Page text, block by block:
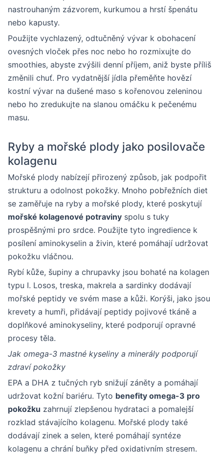
nastrouhaným zázvorem, kurkumou a hrstí špenátu
nebo kapusty.
Použijte vychlazený, odtučněný vývar k obohacení
ovesných vloček přes noc nebo ho rozmixujte do
smoothies, abyste zvýšili denní příjem, aniž byste příliš
změnili chuť. Pro vydatnější jídla přeměňte hovězí
kostní vývar na dušené maso s kořenovou zeleninou
nebo ho zredukujte na slanou omáčku k pečenému
masu.
Ryby a mořské plody jako posilovače
kolagenu
Mořské plody nabízejí přirozený způsob, jak podpořit
strukturu a odolnost pokožky. Mnoho pobřežních diet
se zaměřuje na ryby a mořské plody, které poskytují
mořské kolagenové potraviny spolu s tuky
prospěšnými pro srdce. Použijte tyto ingredience k
posílení aminokyselin a živin, které pomáhají udržovat
pokožku vláčnou.
Rybí kůže, šupiny a chrupavky jsou bohaté na kolagen
typu I. Losos, treska, makrela a sardinky dodávají
mořské peptidy ve svém mase a kůži. Korýši, jako jsou
krevety a humři, přidávají peptidy pojivové tkáně a
doplňkové aminokyseliny, které podporují opravné
procesy těla.
Jak omega-3 mastné kyseliny a minerály podporují
zdraví pokožky
EPA a DHA z tučných ryb snižují záněty a pomáhají
udržovat kožní bariéru. Tyto benefity omega-3 pro
pokožku zahrnují zlepšenou hydrataci a pomalejší
rozklad stávajícího kolagenu. Mořské plody také
dodávají zinek a selen, které pomáhají syntéze
kolagenu a chrání buňky před oxidativním stresem.